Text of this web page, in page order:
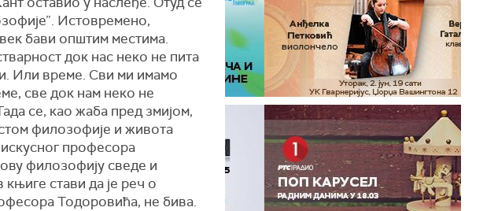
Истовремено,
бави општим местима.
док нaс неко не пита
Или време. Сви ми имамо
све док нам неко не
се, као жаба пред змијом,
филозофије и живота
професора
филозофију сведе и
стави да је реч о
Тодоровића, не бива.